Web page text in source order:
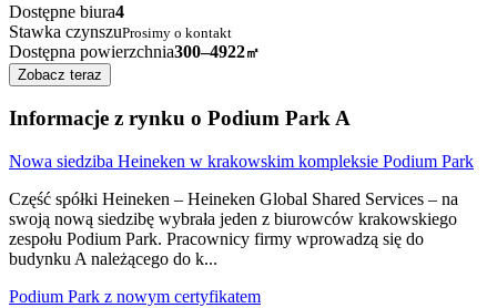
Dostępne biura4
Stawka czynszuProsimy o kontakt
Dostępna powierzchnia300–4922㎡
Zobacz teraz
Informacje z rynku o Podium Park A
Nowa siedziba Heineken w krakowskim kompleksie Podium Park
Część spółki Heineken – Heineken Global Shared Services – na
swoją nową siedzibę wybrała jeden z biurowców krakowskiego
zespołu Podium Park. Pracownicy firmy wprowadzą się do
budynku A należącego do k...
Podium Park z nowym certyfikatem